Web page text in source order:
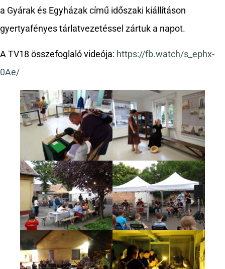
a Gyárak és Egyházak című időszaki kiállításon
gyertyafényes tárlatvezetéssel zártuk a napot.
A TV18 összefoglaló videója: https://fb.watch/s_ephx-
0Ae/